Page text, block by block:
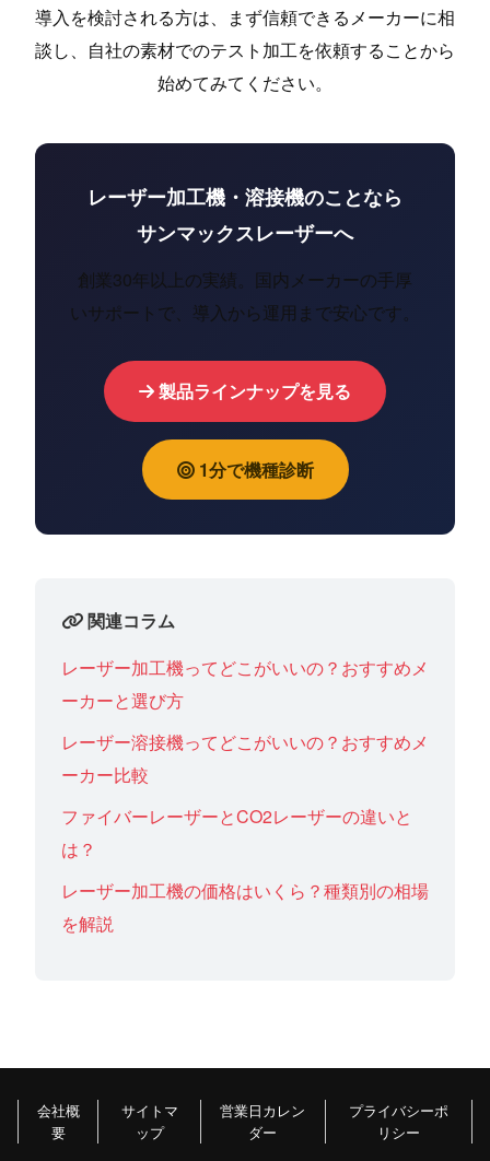
導入を検討される方は、まず信頼できるメーカーに相
談し、自社の素材でのテスト加工を依頼することから
始めてみてください。
レーザー加工機・溶接機のことなら
サンマックスレーザーへ
創業30年以上の実績。国内メーカーの手厚
いサポートで、導入から運用まで安心です。
製品ラインナップを見る
1分で機種診断
関連コラム
レーザー加工機ってどこがいいの？おすすめメ
ーカーと選び方
レーザー溶接機ってどこがいいの？おすすめメ
ーカー比較
ファイバーレーザーとCO2レーザーの違いと
は？
レーザー加工機の価格はいくら？種類別の相場
を解説
会社概
要
サイトマ
ップ
営業日カレン
ダー
プライバシーポ
リシー